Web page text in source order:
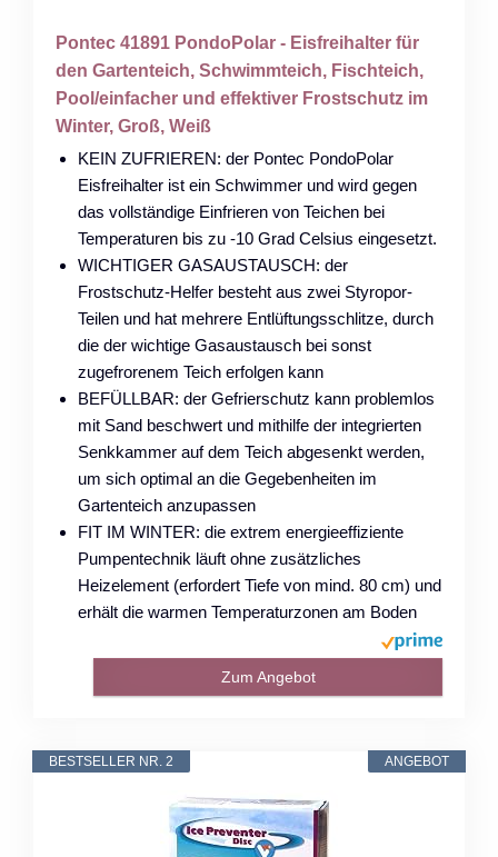
Pontec 41891 PondoPolar - Eisfreihalter für
den Gartenteich, Schwimmteich, Fischteich,
Pool/einfacher und effektiver Frostschutz im
Winter, Groß, Weiß
KEIN ZUFRIEREN: der Pontec PondoPolar
Eisfreihalter ist ein Schwimmer und wird gegen
das vollständige Einfrieren von Teichen bei
Temperaturen bis zu -10 Grad Celsius eingesetzt.
WICHTIGER GASAUSTAUSCH: der
Frostschutz-Helfer besteht aus zwei Styropor-
Teilen und hat mehrere Entlüftungsschlitze, durch
die der wichtige Gasaustausch bei sonst
zugefrorenem Teich erfolgen kann
BEFÜLLBAR: der Gefrierschutz kann problemlos
mit Sand beschwert und mithilfe der integrierten
Senkkammer auf dem Teich abgesenkt werden,
um sich optimal an die Gegebenheiten im
Gartenteich anzupassen
FIT IM WINTER: die extrem energieeffiziente
Pumpentechnik läuft ohne zusätzliches
Heizelement (erfordert Tiefe von mind. 80 cm) und
erhält die warmen Temperaturzonen am Boden
Zum Angebot
ANGEBOT
BESTSELLER NR. 2